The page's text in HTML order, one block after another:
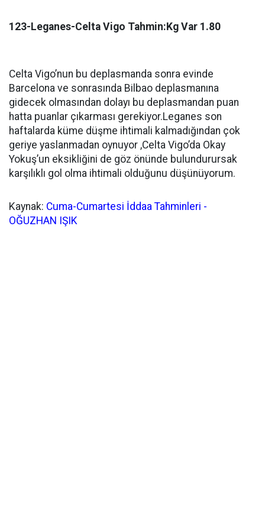
123-Leganes-Celta Vigo Tahmin:Kg Var 1.80
Celta Vigo’nun bu deplasmanda sonra evinde
Barcelona ve sonrasında Bilbao deplasmanına
gidecek olmasından dolayı bu deplasmandan puan
hatta puanlar çıkarması gerekiyor.Leganes son
haftalarda küme düşme ihtimali kalmadığından çok
geriye yaslanmadan oynuyor ,Celta Vigo’da Okay
Yokuş’un eksikliğini de göz önünde bulundurursak
karşılıklı gol olma ihtimali olduğunu düşünüyorum.
Kaynak: Cuma-Cumartesi İddaa Tahminleri -
OĞUZHAN IŞIK